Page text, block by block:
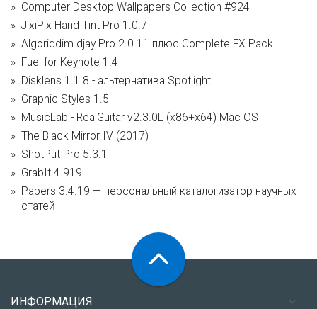
Computer Desktop Wallpapers Collection #924
JixiPix Hand Tint Pro 1.0.7
Algoriddim djay Pro 2.0.11 плюс Complete FX Pack
Fuel for Keynote 1.4
Disklens 1.1.8 - альтернатива Spotlight
Graphic Styles 1.5
MusicLab - RealGuitar v2.3.0L (x86+x64) Mac OS
The Black Mirror IV (2017)
ShotPut Pro 5.3.1
GrabIt 4.919
Papers 3.4.19 — персональный каталогизатор научных
статей
ИНФОРМАЦИЯ